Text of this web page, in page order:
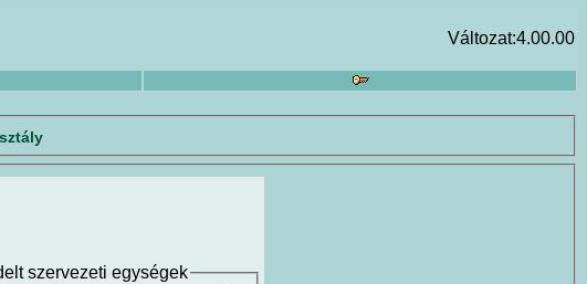
Változat:4.00.00
szervezeti egységek